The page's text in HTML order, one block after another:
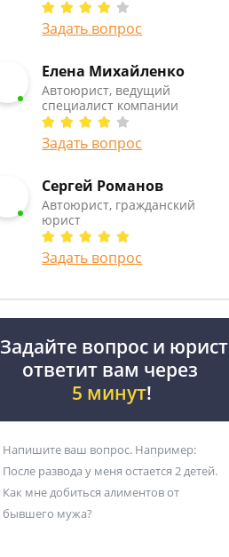
Задать вопрос
Елена Михайленко
Автоюрист, ведущий
специалист компании
Задать вопрос
Сергей Романов
Автоюрист, гражданский
юрист
Задать вопрос
Задайте вопрос и юрист
ответит вам через
5 минут!